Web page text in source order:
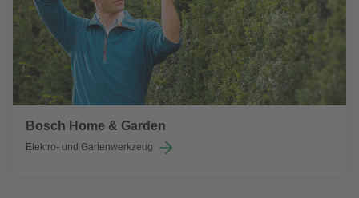
Bosch Home & Garden
Elektro- und Gartenwerkzeug